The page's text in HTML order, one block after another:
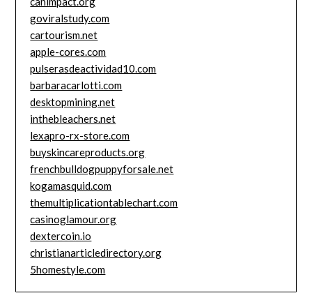
goviralstudy.com
cartourism.net
apple-cores.com
pulserasdeactividad10.com
barbaracarlotti.com
desktopmining.net
inthebleachers.net
lexapro-rx-store.com
buyskincareproducts.org
frenchbulldogpuppyforsale.net
kogamasquid.com
themultiplicationtablechart.com
casinoglamour.org
dextercoin.io
christianarticledirectory.org
5homestyle.com